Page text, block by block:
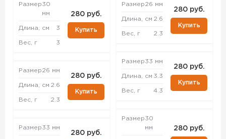
Размер30
мм
Длина, см 3
Вес, г 3
280 руб.
Купить
Размер26 мм
Длина, см 2.6
Вес, г 2.3
280 руб.
Купить
Размер33 мм
280 руб.
Размер26 мм
Длина, см 2.6
Вес, г 2.3
280 руб.
Купить
Размер33 мм
Длина, см 3.3
Вес, г 4.3
280 руб.
Купить
Размер30
мм
280 руб.